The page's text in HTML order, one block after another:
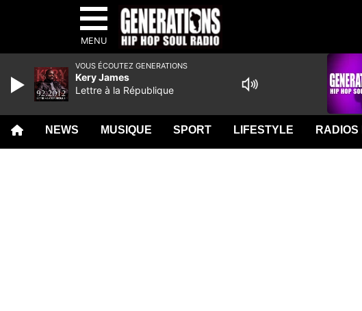
MENU
NEWS MUSIQUE SPORT LIFESTYLE RADIOS
VOUS ÉCOUTEZ GENERATIONS
Kery James
Lettre à la République